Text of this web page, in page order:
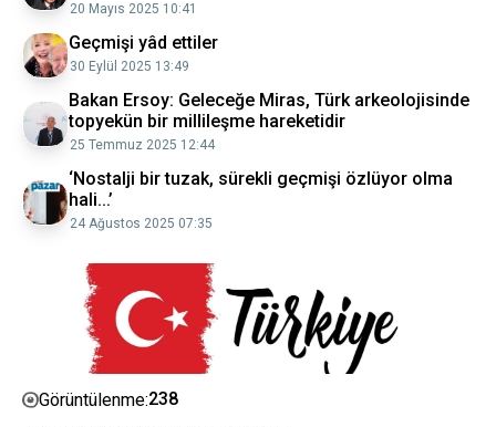
20 Mayıs 2025 10:41
Geçmişi yâd ettiler
30 Eylül 2025 13:49
Bakan Ersoy: Geleceğe Miras, Türk arkeolojisinde
topyekün bir millileşme hareketidir
25 Temmuz 2025 12:44
‘Nostalji bir tuzak, sürekli geçmişi özlüyor olma
hali...’
24 Ağustos 2025 07:35
Görüntülenme:238